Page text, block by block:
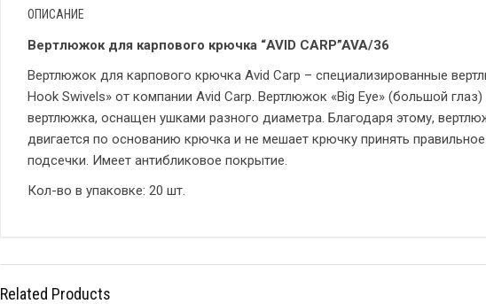
ОПИСАНИЕ
Вертлюжок для карпового крючка “AVID CARP”AVA/36
Вертлюжок для карпового крючка Avid Carp – специализированные
Hook Swivels» от компании Avid Carp. Вертлюжок «Big Eye» (большой глаз)
вертлюжка, оснащен ушками разного диаметра. Благодаря этому,
двигается по основанию крючка и не мешает крючку принять
подсечки. Имеет антибликовое покрытие.
Кол-во в упаковке: 20 шт.
Related Products